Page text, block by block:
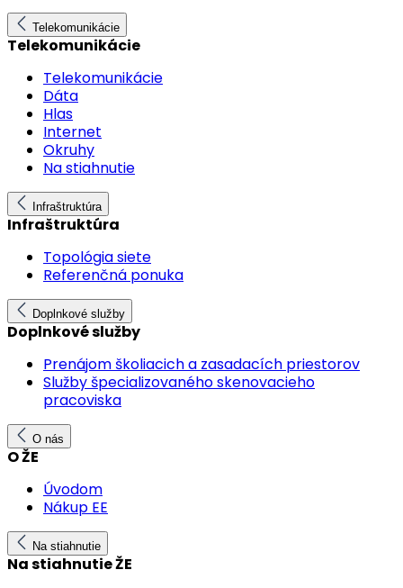
Telekomunikácie
Telekomunikácie
Telekomunikácie
Dáta
Hlas
Internet
Okruhy
Na stiahnutie
Infraštruktúra
Infraštruktúra
Topológia siete
Referenčná ponuka
Doplnkové služby
Doplnkové služby
Prenájom školiacich a zasadacích priestorov
Služby špecializovaného skenovacieho
pracoviska
O nás
O ŽE
Úvodom
Nákup EE
Na stiahnutie
Na stiahnutie ŽE